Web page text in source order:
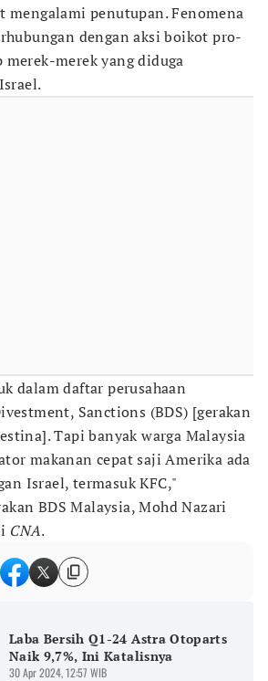
mengalami penutupan. Fenomena
dengan aksi boikot pro-
merek yang diduga
dalam daftar perusahaan
Sanctions (BDS) [gerakan
Tapi banyak warga Malaysia
makanan cepat saji Amerika ada
Israel, termasuk KFC,"
BDS Malaysia, Mohd Nazari
CNA.
Laba Bersih Q1-24 Astra Otoparts
Naik 9,7%, Ini Katalisnya
30 Apr 2024, 12:57 WIB